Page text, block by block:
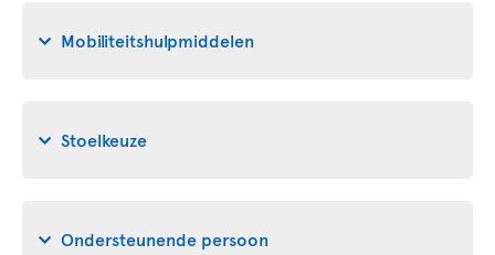
Mobiliteitshulpmiddelen
Stoelkeuze
Ondersteunende persoon